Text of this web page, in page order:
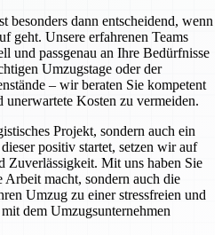
besonders dann entscheidend, wenn
geht. Unsere erfahrenen Teams
und passgenau an Ihre Bedürfnisse
Umzugstage oder der
– wir beraten Sie kompetent
unerwartete Kosten zu vermeiden.
Projekt, sondern auch ein
positiv startet, setzen wir auf
Zuverlässigkeit. Mit uns haben Sie
Arbeit macht, sondern auch die
Umzug zu einer stressfreien und
dem Umzugsunternehmen